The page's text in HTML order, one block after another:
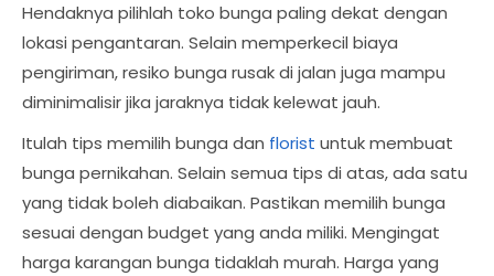
Hendaknya pilihlah toko bunga paling dekat dengan
lokasi pengantaran. Selain memperkecil biaya
pengiriman, resiko bunga rusak di jalan juga mampu
diminimalisir jika jaraknya tidak kelewat jauh.
Itulah tips memilih bunga dan florist untuk membuat
bunga pernikahan. Selain semua tips di atas, ada satu
yang tidak boleh diabaikan. Pastikan memilih bunga
sesuai dengan budget yang anda miliki. Mengingat
harga karangan bunga tidaklah murah. Harga yang